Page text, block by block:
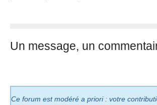
Un message, un
Ce forum est modéré a priori : votre